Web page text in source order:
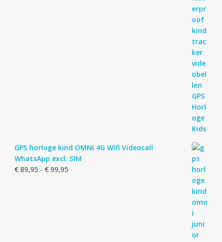
GPS horloge kind OMNI 4G Wifi Videocall
WhatsApp excl. SIM
€89,95 - €99,95Prijsklasse: